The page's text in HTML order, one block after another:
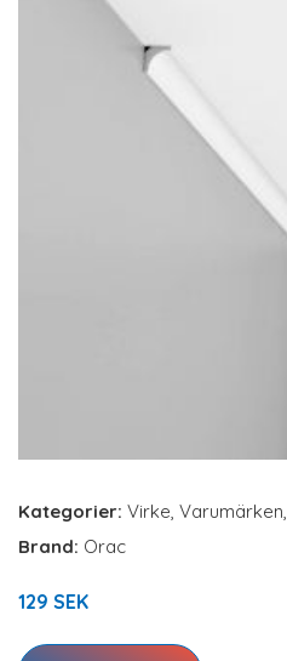
Kategorier: Virke, Varumärken,
Brand: Orac
129 SEK